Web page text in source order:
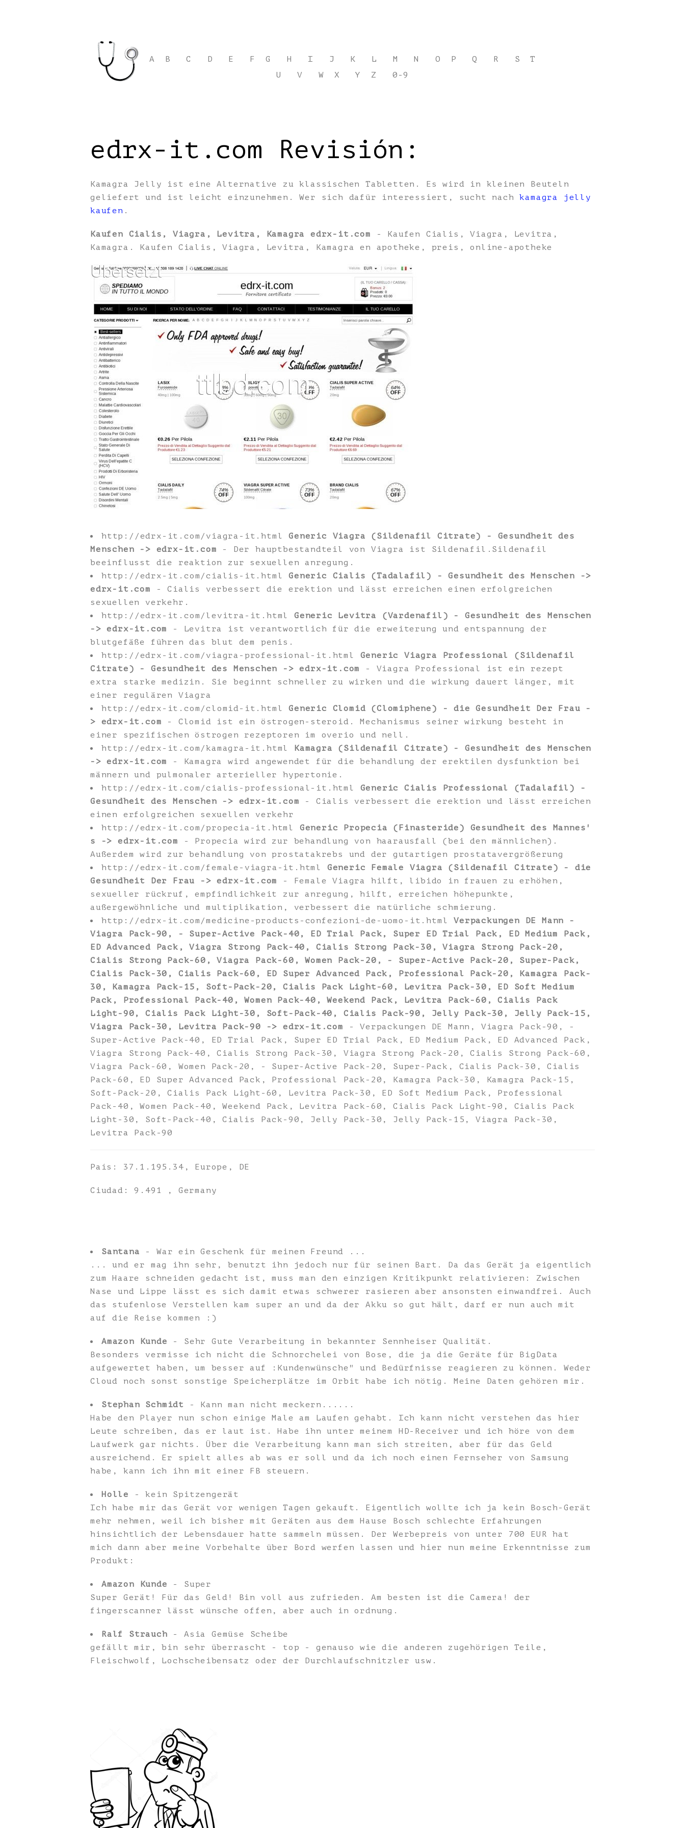
A B C D E F G H I J K L M N O P Q R S
T
U
V W X Y Z 0-9
edrx-it.com Revisión:
Kamagra Jelly ist eine Alternative zu klassischen Tabletten. Es wird in kleinen Beuteln
geliefert und ist leicht einzunehmen. Wer sich dafür interessiert, sucht nachkamagra jelly
kaufen .
Kaufen Cialis, Viagra, Levitra, Kamagra edrx-it.com
- Kaufen Cialis, Viagra, Levitra,
Kamagra. Kaufen Cialis, Viagra, Levitra, Kamagra en apotheke, preis, online-apotheke
http://edrx-it.com/viagra-it.htmlGeneric Viagra (Sildenafil Citrate) - Gesundheit des
Menschen -> edrx-it.com - Der hauptbestandteil von Viagra ist Sildenafil.Sildenafil
beeinflusst die reaktion zur sexuellen anregung.
http://edrx-it.com/cialis-it.htmlGeneric Cialis (Tadalafil) - Gesundheit des Menschen ->
edrx-it.com
- Cialis verbessert die erektion und lässt erreichen einen erfolgreichen
sexuellen verkehr.
http://edrx-it.com/levitra-it.html Generic Levitra (Vardenafil) - Gesundheit des Menschen
-> edrx-it.com
- Levitra ist verantwortlich für die erweiterung und entspannung der
blutgefäße führen das blut dem penis.
http://edrx-it.com/viagra-professional-it.html Generic Viagra Professional (Sildenafil
Citrate) - Gesundheit des Menschen -> edrx-it.com
- Viagra Professional ist ein rezept
extra starke medizin. Sie beginnt schneller zu wirken und die wirkung dauert länger, mit
einer regulären Viagra
http://edrx-it.com/clomid-it.htmlGeneric Clomid (Clomiphene) - die Gesundheit Der Frau -
> edrx-it.com - Clomid ist ein östrogen-steroid. Mechanismus seiner wirkung besteht in
einer spezifischen östrogen rezeptoren im overio und nell.
http://edrx-it.com/kamagra-it.html
Kamagra (Sildenafil Citrate) - Gesundheit des Menschen
-> edrx-it.com
- Kamagra wird angewendet für die behandlung der erektilen dysfunktion bei
männern und pulmonaler arterieller hypertonie.
http://edrx-it.com/cialis-professional-it.html Generic Cialis Professional (Tadalafil) -
Gesundheit des Menschen -> edrx-it.com - Cialis verbessert die erektion und lässt erreichen
einen erfolgreichen sexuellen verkehr
http://edrx-it.com/propecia-it.html Generic Propecia (Finasteride) Gesundheit des Mannes'
s -> edrx-it.com
- Propecia wird zur behandlung von haarausfall (bei den männlichen).
Außerdem wird zur behandlung von prostatakrebs und der gutartigen prostatavergrößerung
http://edrx-it.com/female-viagra-it.html Generic Female Viagra (Sildenafil Citrate) - die
Gesundheit Der Frau -> edrx-it.com
- Female Viagra hilft, libido in frauen zu erhöhen,
sexueller rückruf, empfindlichkeit zur anregung, hilft, erreichen höhepunkte,
außergewöhnliche und multiplikation, verbessert die natürliche schmierung.
http://edrx-it.com/medicine-products-confezioni-de-uomo-it.htmlVerpackungen DE Mann -
Viagra Pack-90, - Super-Active Pack-40, ED Trial Pack, Super ED Trial Pack, ED Medium Pack,
ED Advanced Pack, Viagra Strong Pack-40, Cialis Strong Pack-30, Viagra Strong Pack-20,
Cialis Strong Pack-60, Viagra Pack-60, Women Pack-20, - Super-Active Pack-20, Super-Pack,
Cialis Pack-30, Cialis Pack-60, ED Super Advanced Pack, Professional Pack-20, Kamagra Pack-
30, Kamagra Pack-15, Soft-Pack-20, Cialis Pack Light-60, Levitra Pack-30, ED Soft Medium
Pack, Professional Pack-40, Women Pack-40, Weekend Pack, Levitra Pack-60, Cialis Pack
Light-90, Cialis Pack Light-30, Soft-Pack-40, Cialis Pack-90, Jelly Pack-30, Jelly Pack-15,
Viagra Pack-30, Levitra Pack-90 -> edrx-it.com
- Verpackungen DE Mann, Viagra Pack-90, -
Super-Active Pack-40, ED Trial Pack, Super ED Trial Pack, ED Medium Pack, ED Advanced Pack,
Viagra Strong Pack-40, Cialis Strong Pack-30, Viagra Strong Pack-20, Cialis Strong Pack-60,
Viagra Pack-60, Women Pack-20, - Super-Active Pack-20, Super-Pack, Cialis Pack-30, Cialis
Pack-60, ED Super Advanced Pack, Professional Pack-20, Kamagra Pack-30, Kamagra Pack-15,
Soft-Pack-20, Cialis Pack Light-60, Levitra Pack-30, ED Soft Medium Pack, Professional
Pack-40, Women Pack-40, Weekend Pack, Levitra Pack-60, Cialis Pack Light-90, Cialis Pack
Light-30, Soft-Pack-40, Cialis Pack-90, Jelly Pack-30, Jelly Pack-15, Viagra Pack-30,
Levitra Pack-90
País: 37.1.195.34, Europe, DE
Ciudad: 9.491 , Germany
Santana - War ein Geschenk für meinen Freund ...
... und er mag ihn sehr, benutzt ihn jedoch nur für seinen Bart. Da das Gerät ja eigentlich
zum Haare schneiden gedacht ist, muss man den einzigen Kritikpunkt relativieren: Zwischen
Nase und Lippe lässt es sich damit etwas schwerer rasieren aber ansonsten einwandfrei. Auch
das stufenlose Verstellen kam super an und da der Akku so gut hält, darf er nun auch mit
auf die Reise kommen :)
Amazon Kunde - Sehr Gute Verarbeitung in bekannter Sennheiser Qualität.
Besonders vermisse ich nicht die Schnorchelei von Bose, die ja die Geräte für BigData
aufgewertet haben, um besser auf :Kundenwünsche" und Bedürfnisse reagieren zu können. Weder
Cloud noch sonst sonstige Speicherplätze im Orbit habe ich nötig. Meine Daten gehören mir.
Stephan Schmidt
- Kann man nicht meckern......
Habe den Player nun schon einige Male am Laufen gehabt. Ich kann nicht verstehen das hier
Leute schreiben, das er laut ist. Habe ihn unter meinem HD-Receiver und ich höre von dem
Laufwerk gar nichts. Über die Verarbeitung kann man sich streiten, aber für das Geld
ausreichend. Er spielt alles ab was er soll und da ich noch einen Fernseher von Samsung
habe, kann ich ihn mit einer FB steuern.
Holle
- kein Spitzengerät
Ich habe mir das Gerät vor wenigen Tagen gekauft. Eigentlich wollte ich ja kein Bosch-Gerät
mehr nehmen, weil ich bisher mit Geräten aus dem Hause Bosch schlechte Erfahrungen
hinsichtlich der Lebensdauer hatte sammeln müssen. Der Werbepreis von unter 700 EUR hat
mich dann aber meine Vorbehalte über Bord werfen lassen und hier nun meine Erkenntnisse zum
Produkt:
Amazon Kunde - Super
Super Gerät! Für das Geld! Bin voll aus zufrieden. Am besten ist die Camera! der
fingerscanner lässt wünsche offen, aber auch in ordnung.
Ralf Strauch - Asia Gemüse Scheibe
gefällt mir, bin sehr überrascht - top - genauso wie die anderen zugehörigen Teile,
Fleischwolf, Lochscheibensatz oder der Durchlaufschnitzler usw.